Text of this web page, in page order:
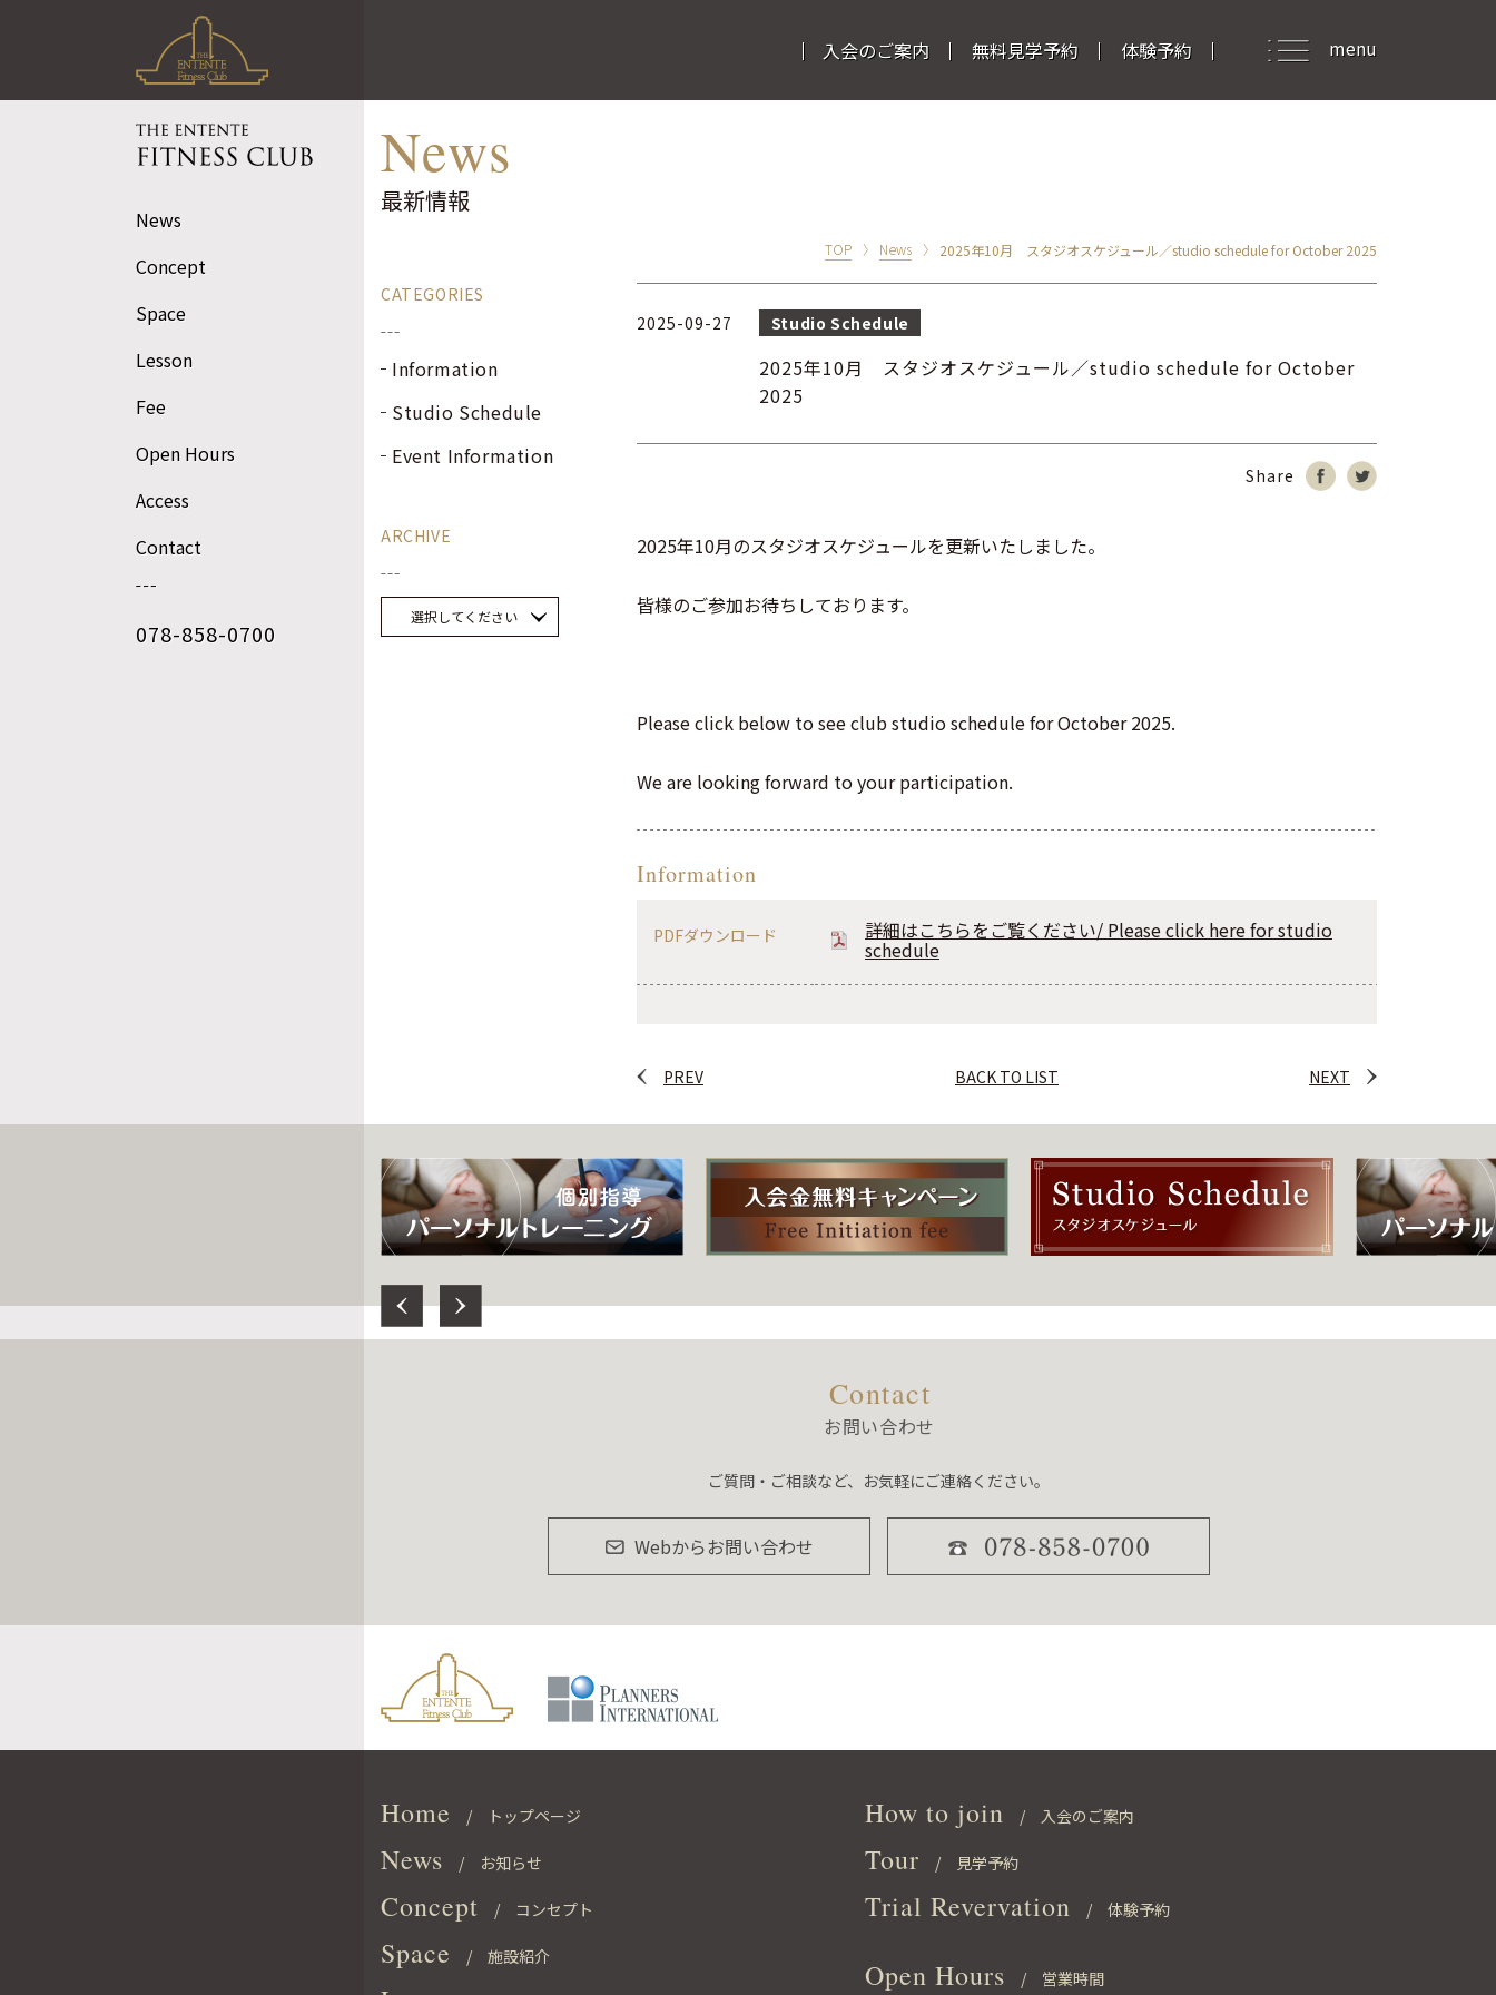
最新情報｜お知
らせ｜スタジオ
情報
入会のご案内 無料見学予約 体験予約 menu
News
最新情報
TOP News 2025年10月 スタジオスケジュール／studio schedule for October 2025
2025-09-27 Studio Schedule
2025年10月 スタジオスケジュール／studio schedule for October
2025
Share
2025年10月のスタジオスケジュールを更新いたしました。
皆様のご参加お待ちしております。
Please click below to see club studio schedule for October 2025.
We are looking forward to your participation.
Information
PDFダウンロード 詳細はこちらをご覧ください/ Please click here for studio
schedule
NEXT
BACK TO LIST
PREV
CATEGORIES
Information
Studio Schedule
Event Information
ARCHIVE
選択してください
ットネスクラブ
News
Concept
Space
Lesson
Fee
Open Hours
Access
Contact
078-858-0700
PreviousNext
Contact
お問い合わせ
ご質問・ご相談など、お気軽にご連絡ください。
Webからお問い合わせ
Home / トップページ
News / お知らせ
Concept / コンセプト
Space / 施設紹介
How to join / 入会のご案内
Tour / 見学予約
Trial Revervation / 体験予約
Open Hours / 営業時間